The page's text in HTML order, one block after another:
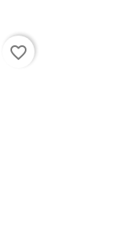
favorite_border